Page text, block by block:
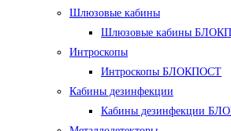
Шлюзовые кабины
Шлюзовые кабины
Интроскопы
Интроскопы БЛОКПОСТ
Кабины дезинфекции
Кабины дезинфекции